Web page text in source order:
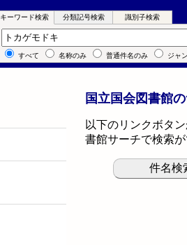
キーワード検索 分類記号検索 識別子検索
キーワード検索
すべて 名称のみ 普通件名のみ ジャ
国立国会図書館
以下のリンクボタ
書館サーチで検索が
件名検